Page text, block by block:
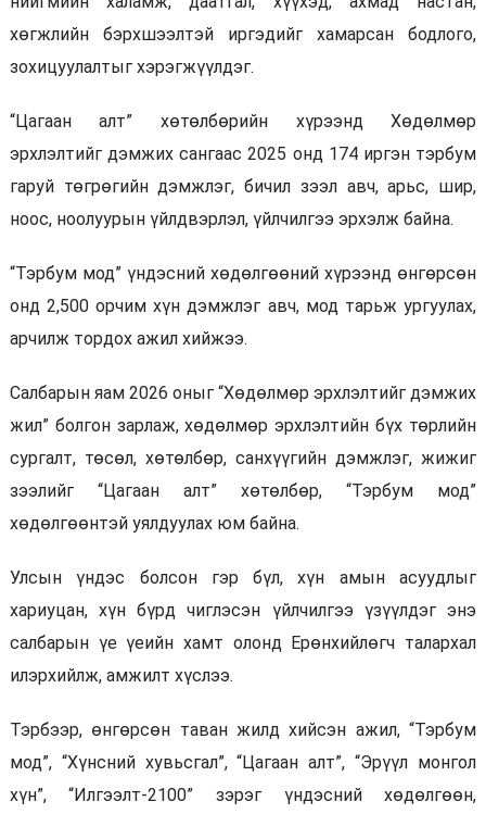
хөгжлийн бэрхшээлтэй иргэдийг хамарсан бодлого,
зохицуулалтыг хэрэгжүүлдэг.
“Цагаан алт” хөтөлбөрийн хүрээнд Хөдөлмөр
эрхлэлтийг дэмжих сангаас 2025 онд 174 иргэн тэрбум
гаруй төгрөгийн дэмжлэг, бичил зээл авч, арьс, шир,
ноос, ноолуурын үйлдвэрлэл, үйлчилгээ эрхэлж байна.
“Тэрбум мод” үндэсний хөдөлгөөний хүрээнд өнгөрсөн
онд 2,500 орчим хүн дэмжлэг авч, мод тарьж ургуулах,
арчилж тордох ажил хийжээ.
Салбарын яам 2026 оныг “Хөдөлмөр эрхлэлтийг дэмжих
жил” болгон зарлаж, хөдөлмөр эрхлэлтийн бүх төрлийн
сургалт, төсөл, хөтөлбөр, санхүүгийн дэмжлэг, жижиг
зээлийг “Цагаан алт” хөтөлбөр, “Тэрбум мод”
хөдөлгөөнтэй уялдуулах юм байна.
Улсын үндэс болсон гэр бүл, хүн амын асуудлыг
хариуцан, хүн бүрд чиглэсэн үйлчилгээ үзүүлдэг энэ
салбарын үе үеийн хамт олонд Ерөнхийлөгч талархал
илэрхийлж, амжилт хүслээ.
Тэрбээр, өнгөрсөн таван жилд хийсэн ажил, “Тэрбум
мод”, “Хүнсний хувьсгал”, “Цагаан алт”, “Эрүүл монгол
хүн”, “Илгээлт-2100” зэрэг үндэсний хөдөлгөөн,